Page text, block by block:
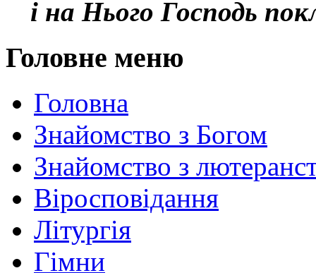
і на Нього Господь
Головне меню
Головна
Знайомство з Богом
Знайомство з
Віросповідання
Літургія
Гімни